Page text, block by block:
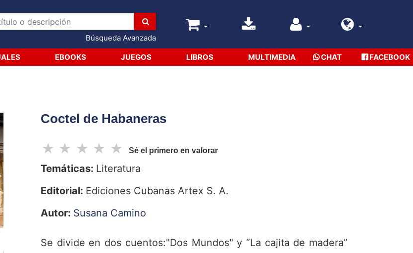
Búsqueda Avanzada
EBOOKS JUEGOS LIBROS MULTIMEDIA CHAT FACEBOOK
Coctel de Habaneras
☆
☆
☆
☆
☆ Sé el primero en valorar
Temáticas: Literatura
Editorial: Ediciones Cubanas Artex S. A.
Autor: Susana Camino
Se divide en dos cuentos:"Dos Mundos" y “La cajita de madera”